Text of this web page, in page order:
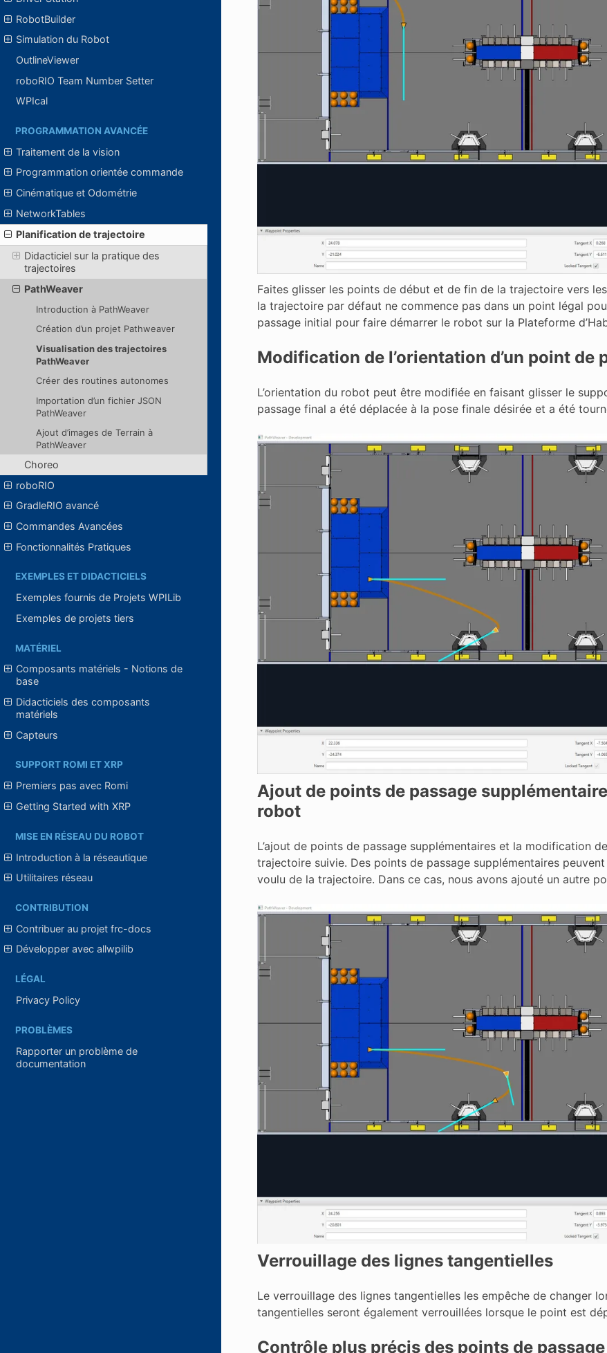
RobotBuilder
Simulation du Robot
OutlineViewer
roboRIO Team Number Setter
WPIcal
PROGRAMMATION AVANCÉE
Traitement de la vision
Programmation orientée commande
Cinématique et Odométrie
NetworkTables
Planification de trajectoire
Didacticiel sur la pratique des
trajectoires
PathWeaver
Introduction à PathWeaver
Création d’un projet Pathweaver
Visualisation des trajectoires
PathWeaver
Créer des routines autonomes
Importation d’un fichier JSON
PathWeaver
Ajout d’images de Terrain à
PathWeaver
Choreo
roboRIO
GradleRIO avancé
Commandes Avancées
Fonctionnalités Pratiques
EXEMPLES ET DIDACTICIELS
Exemples fournis de Projets WPILib
Exemples de projets tiers
MATÉRIEL
Composants matériels - Notions de
base
Didacticiels des composants
matériels
Capteurs
SUPPORT ROMI ET XRP
Premiers pas avec Romi
Getting Started with XRP
MISE EN RÉSEAU DU ROBOT
Introduction à la réseautique
Utilitaires réseau
CONTRIBUTION
Contribuer au projet frc-docs
Développer avec allwpilib
LÉGAL
Privacy Policy
PROBLÈMES
Rapporter un problème de
documentation
Faites glisser les points de début et de fin de la trajectoire vers
la trajectoire par défaut ne commence pas dans un point légal
passage initial pour faire démarrer le robot sur la Plateforme
Modification de l’orientation d’un point de
L’orientation du robot peut être modifiée en faisant glisser le
passage final a été déplacée à la pose finale désirée et a été
Ajout de points de passage
robot
L’ajout de points de passage supplémentaires et la modification
trajectoire suivie. Des points de passage supplémentaires
voulu de la trajectoire. Dans ce cas, nous avons ajouté un autre
Verrouillage des lignes tangentielles
Le verrouillage des lignes tangentielles les empêche de changer
tangentielles seront également verrouillées lorsque le point est
Contrôle plus précis des points de passage